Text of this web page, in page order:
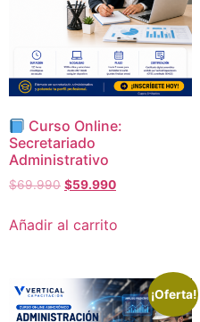
Curso Online:
Secretariado
Administrativo
$69.990 $59.990
Añadir al carrito
¡Oferta!